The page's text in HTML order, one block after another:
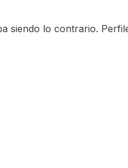
siendo lo contrario.